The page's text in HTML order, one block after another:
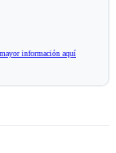
mayor información aquí